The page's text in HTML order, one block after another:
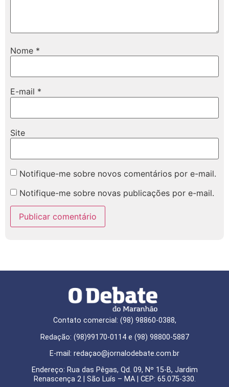
Nome *
E-mail *
Site
Notifique-me sobre novos comentários por e-mail.
Notifique-me sobre novas publicações por e-mail.
Contato comercial: (98) 98860-0388,
Redação: (98)99170-0114 e (98) 98800-5887
E-mail: redaçao@jornalodebate.com.br
Endereço: Rua das Pêgas, Qd. 09, Nº 15-B, Jardim
Renascença 2 | São Luís – MA | CEP: 65.075-330.